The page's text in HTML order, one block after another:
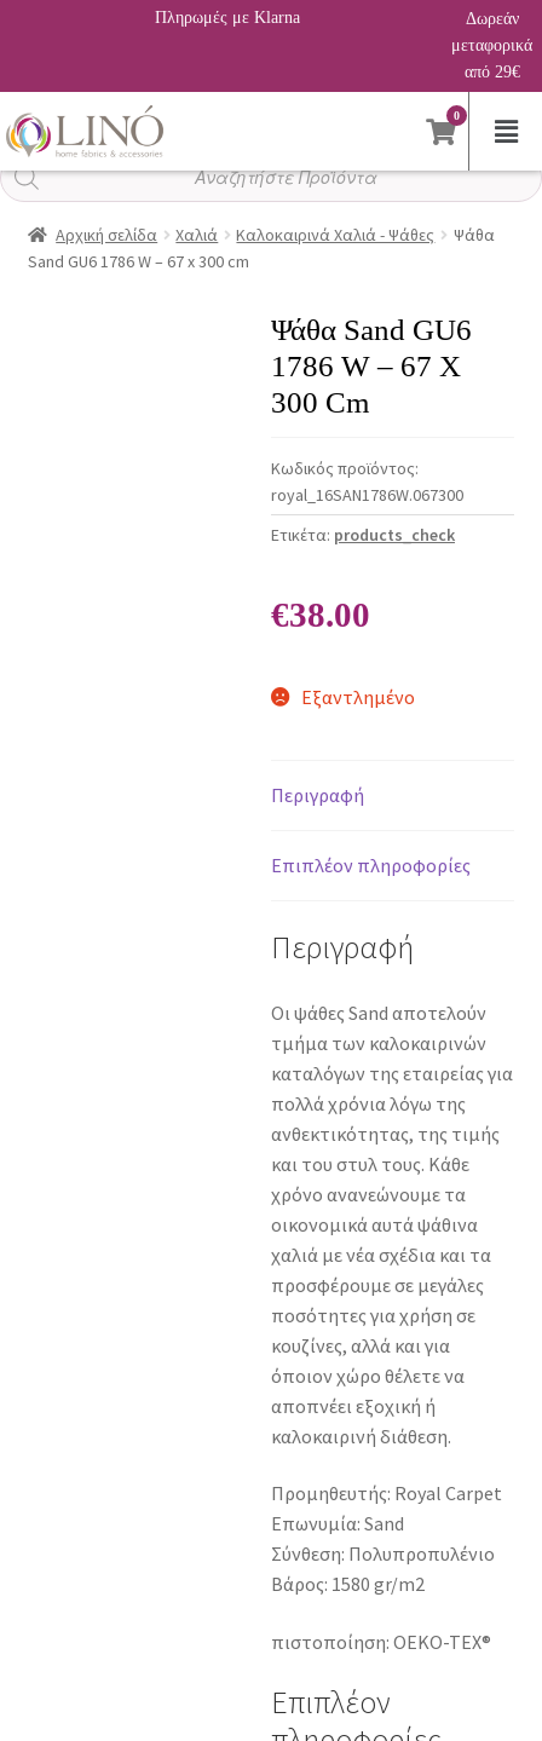
Πληρωμές με Klarna
Δωρεάν
μεταφορικά
από 29€
0
Αναζήτηση
προϊόντων
Αρχική σελίδα Χαλιά Καλοκαιρινά Χαλιά - Ψάθες
Ψάθα
Sand GU6 1786 W – 67 x 300 cm
Ψάθα Sand GU6
1786 W – 67 X
300 Cm
Κωδικός προϊόντος:
royal_16SAN1786W.067300
Ετικέτα: products_check
€38.00
Εξαντλημένο
Περιγραφή
Επιπλέον πληροφορίες
Περιγραφή
Οι ψάθες Sand αποτελούν
τμήμα των καλοκαιρινών
καταλόγων της εταιρείας για
πολλά χρόνια λόγω της
ανθεκτικότητας, της τιμής
και του στυλ τους. Κάθε
χρόνο ανανεώνουμε τα
οικονομικά αυτά ψάθινα
χαλιά με νέα σχέδια και τα
προσφέρουμε σε μεγάλες
ποσότητες για χρήση σε
κουζίνες, αλλά και για
όποιον χώρο θέλετε να
αποπνέει εξοχική ή
καλοκαιρινή διάθεση.
Προμηθευτής: Royal Carpet
Επωνυμία: Sand
Σύνθεση: Πολυπροπυλένιο
Βάρος: 1580 gr/m2
πιστοποίηση: OEKO-TEX®
Επιπλέον